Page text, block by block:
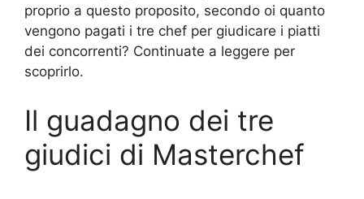
proprio a questo proposito, secondo oi quanto
vengono pagati i tre chef per giudicare i piatti
dei concorrenti? Continuate a leggere per
scoprirlo.
Il guadagno dei tre
giudici di Masterchef